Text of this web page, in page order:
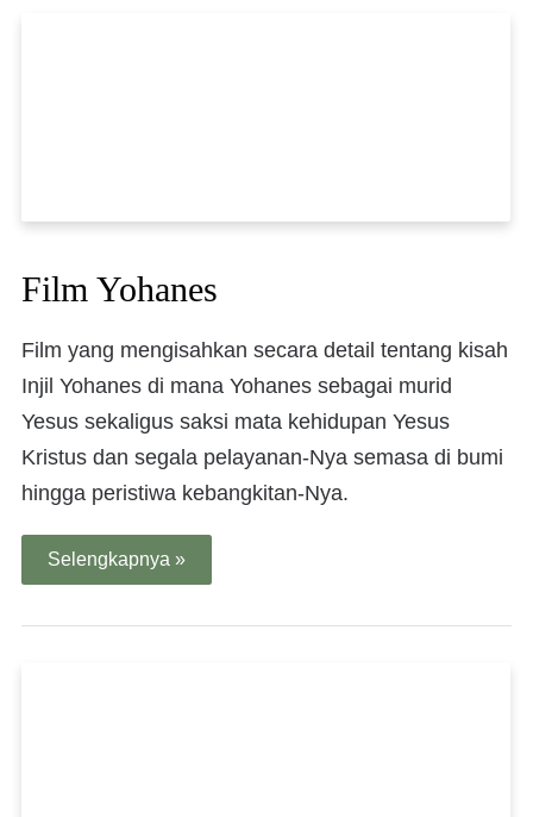
Film Yohanes
Film yang mengisahkan secara detail tentang kisah
Injil Yohanes di mana Yohanes sebagai murid
Yesus sekaligus saksi mata kehidupan Yesus
Kristus dan segala pelayanan-Nya semasa di bumi
hingga peristiwa kebangkitan-Nya.
Selengkapnya »